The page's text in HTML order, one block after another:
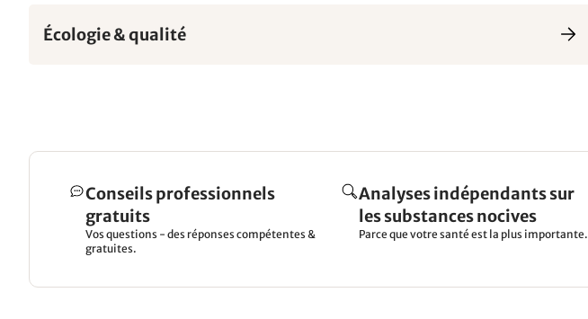
Écologie & qualité
Conseils professionnels
gratuits
Vos questions - des réponses compétentes &
gratuites.
Analyses indépendants sur
les substances nocives
Parce que votre santé est la plus importante.